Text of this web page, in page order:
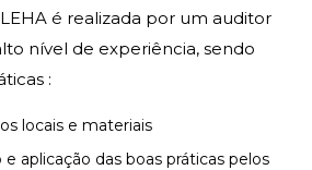
é realizada por um auditor
nível de experiência, sendo
:
locais e materiais
aplicação das boas práticas pelos